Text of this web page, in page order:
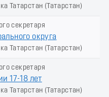
Татарстан (Татарстан)
секретаря
округа
Татарстан (Татарстан)
секретаря
17-18 лет
Татарстан (Татарстан)